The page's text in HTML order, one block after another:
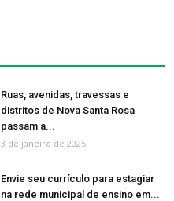
Ruas, avenidas, travessas e
distritos de Nova Santa Rosa
passam a...
3 de janeiro de 2025
Envie seu currículo para estagiar
na rede municipal de ensino em...